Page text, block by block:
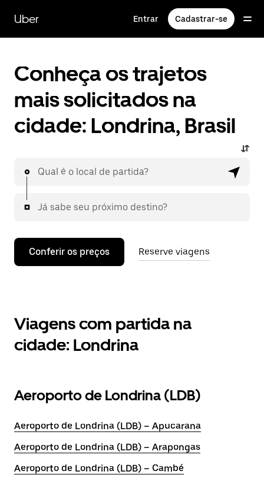
para
conteúdo
Uber Entrar Cadastrar-se
Conheça os trajetos
mais solicitados na
cidade: Londrina, Brasil
Qual é o local de partida?
Já sabe seu próximo destino?
Conferir os preços Reserve viagens
Viagens com partida na
cidade: Londrina
Aeroporto de Londrina (LDB)
Aeroporto de Londrina (LDB) – Apucarana
Aeroporto de Londrina (LDB) – Arapongas
Aeroporto de Londrina (LDB) – Cambé